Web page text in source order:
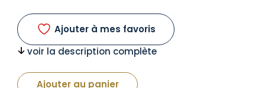
Ajouter à mes favoris
voir la description complète
Ajouter au panier